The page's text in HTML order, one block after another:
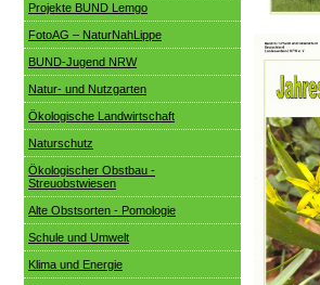
Projekte BUND Lemgo
FotoAG – NaturNahLippe
BUND-Jugend NRW
Natur- und Nutzgarten
Ökologische Landwirtschaft
Naturschutz
Ökologischer Obstbau -
Streuobstwiesen
Alte Obstsorten - Pomologie
Schule und Umwelt
Klima und Energie